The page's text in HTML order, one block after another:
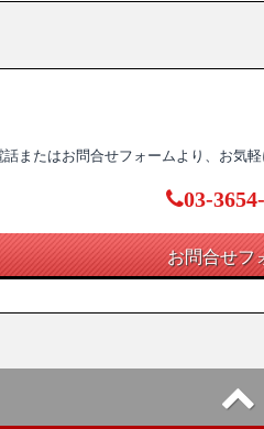
またはお問合せフォームより、お気軽
03-
お問合せフ